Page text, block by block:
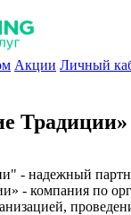
Акции Личный
Традиции»
- надежный
- компания по